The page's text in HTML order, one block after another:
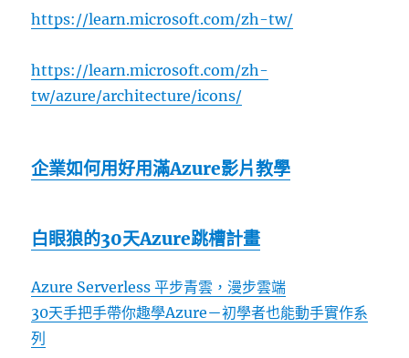
https://learn.microsoft.com/zh-tw/
https://learn.microsoft.com/zh-
tw/azure/architecture/icons/
企業如何用好用滿Azure影片教學
白眼狼的30天Azure跳槽計畫
Azure Serverless 平步青雲，漫步雲端
30天手把手帶你趣學Azure－初學者也能動手實作系
列